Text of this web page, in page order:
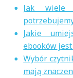
Jak wiele
Jakie
ebooków
Wybór
mają